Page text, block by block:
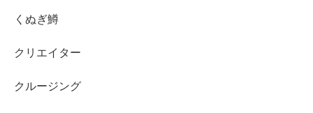
くぬぎ鱒
クリエイター
クルージング